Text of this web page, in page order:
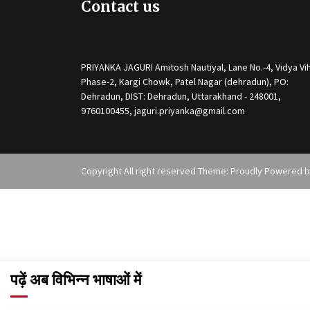
Contact us
PRIYANKA JAGURI Amitosh Nautiyal, Lane No.-4, Vidya
Phase-2, Kargi Chowk, Patel Nagar (dehradun), PO:
Dehradun, DIST: Dehradun, Uttarakhand - 248001,
9760100455, jaguri.priyanka@gmail.com
Copyright All right reserved Theme: Proudly Powered
पढ़ें अब विभिन्न भाषाओं में